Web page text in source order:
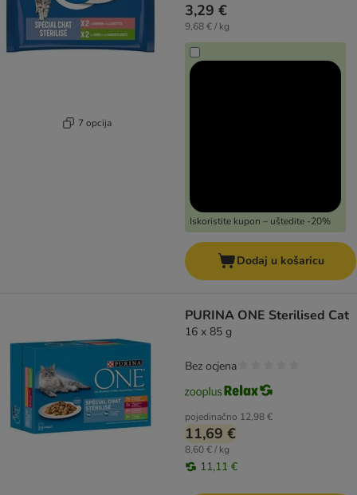
7 opcija
3,29 €
9,68 € / kg
Iskoristite kupon – uštedite -20%
Dodaj u košaricu
PURINA ONE Sterilised Cat
16 x 85 g
pojedinačno 12,98 €
11,69 €
8,60 € / kg
11,11 €
Bez ocjena